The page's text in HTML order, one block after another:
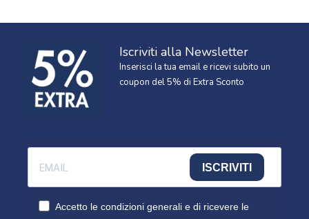
Iscriviti alla Newsletter
Inserisci la tua email e ricevi subito un
coupon del 5% di Extra Sconto
ISCRIVITI
Accetto le condizioni generali e di ricevere le